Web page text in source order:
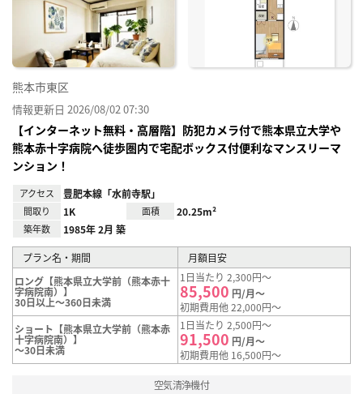
熊本市東区
情報更新日 2026/08/02 07:30
【インターネット無料・高層階】防犯カメラ付で熊本県立大学や
熊本赤十字病院へ徒歩圏内で宅配ボックス付便利なマンスリーマ
ンション！
アクセス 豊肥本線「水前寺駅」
間取り 1K 面積 20.25m²
築年数 1985年 2月 築
プラン名・期間
月額目安
ロング【熊本県立大学前（熊本赤十
字病院南）】
30日以上～360日未満
1日当たり 2,300円～
85,500 円/月～
初期費用他 22,000円～
ショート【熊本県立大学前（熊本赤
十字病院南）】
～30日未満
1日当たり 2,500円～
91,500 円/月～
初期費用他 16,500円～
空気清浄機付